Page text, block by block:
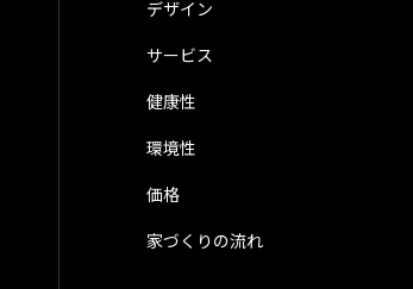
デザイン
サービス
健康性
環境性
価格
家づくりの流れ